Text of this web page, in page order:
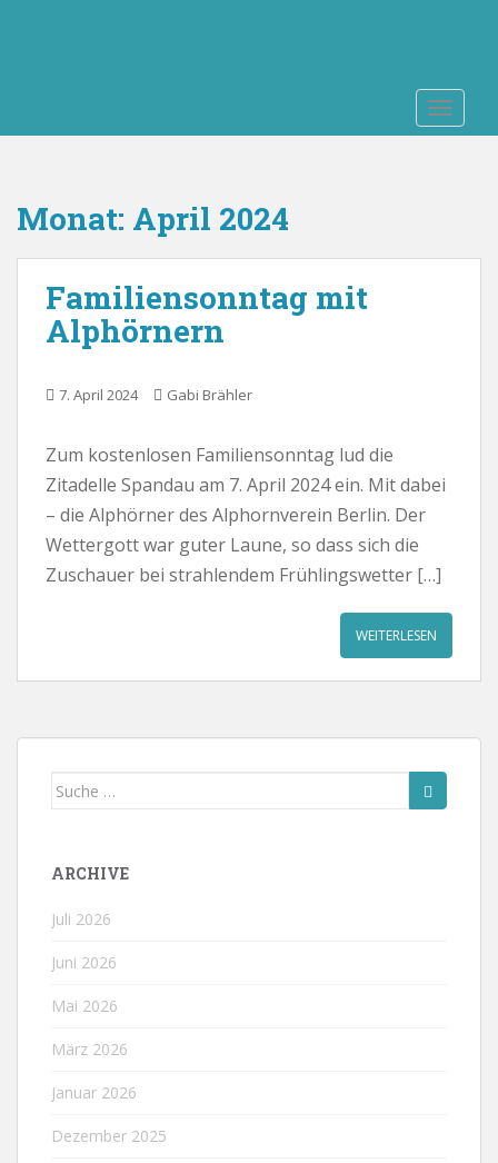
o
Monat: April 2024
Familiensonntag mit
Alphörnern
7. April 2024 Gabi Brähler
Zum kostenlosen Familiensonntag lud die
Zitadelle Spandau am 7. April 2024 ein. Mit dabei
– die Alphörner des Alphornverein Berlin. Der
Wettergott war guter Laune, so dass sich die
Zuschauer bei strahlendem Frühlingswetter […]
WEITERLESEN
Suche
ARCHIVE
Juli 2026
Juni 2026
Mai 2026
März 2026
Januar 2026
Dezember 2025